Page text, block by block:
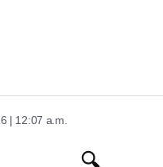
| 12:07 a.m.